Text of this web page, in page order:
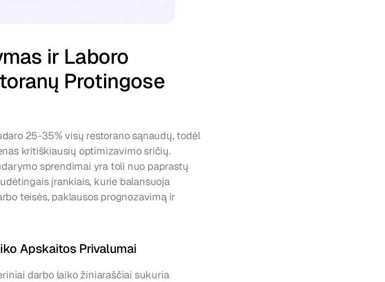
ir Laboro
Protingose
25-35% visų restorano sąnaudų, todėl
kritiškiausių optimizavimo sričių.
sprendimai yra toli nuo paprastų
įrankiais, kurie balansuoja
teisės, paklausos prognozavimą ir
Apskaitos Privalumai
darbo laiko žiniaraščiai sukuria